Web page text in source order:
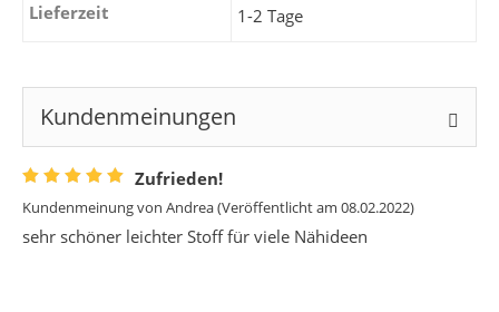
Lieferzeit 1-2 Tage
Kundenmeinungen
Zufrieden!
Kundenmeinung von Andrea(Veröffentlicht am 08.02.2022)
sehr schöner leichter Stoff für viele Nähideen